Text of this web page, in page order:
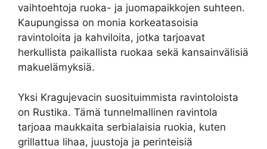
vaihtoehtoja ruoka- ja juomapaikkojen suhteen.
Kaupungissa on monia korkeatasoisia
ravintoloita ja kahviloita, jotka tarjoavat
herkullista paikallista ruokaa sekä kansainvälisiä
makuelämyksiä.
Yksi Kragujevacin suosituimmista ravintoloista
on Rustika. Tämä tunnelmallinen ravintola
tarjoaa maukkaita serbialaisia ruokia, kuten
grillattua lihaa, juustoja ja perinteisiä